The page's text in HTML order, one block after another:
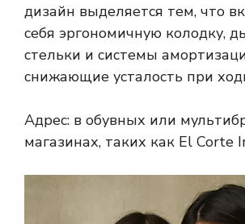
дизайн выделяется тем, что
себя эргономичную колодку,
стельки и системы
снижающие усталость при
Адрес: в обувных или
магазинах, таких как El Corte